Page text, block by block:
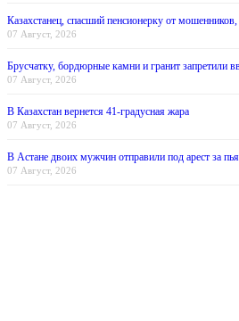
Казахстанец, спасший пенсионерку от
07 Август, 2026
Брусчатку, бордюрные камни и гранит запретили
07 Август, 2026
В Казахстан вернется 41-градусная жара
07 Август, 2026
В Астане двоих мужчин отправили под арест за
07 Август, 2026